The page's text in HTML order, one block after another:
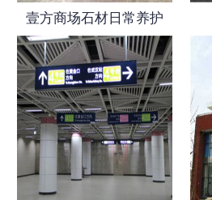
壹方商场石材日常养护